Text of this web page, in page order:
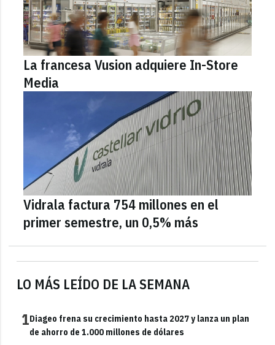
LO MÁS LEÍDO DE LA SEMANA
1Diageo frena su crecimiento hasta 2027 y lanza un plan
de ahorro de 1.000 millones de dólares
La francesa Vusion adquiere In-Store
Media
Vidrala factura 754 millones en el
primer semestre, un 0,5% más